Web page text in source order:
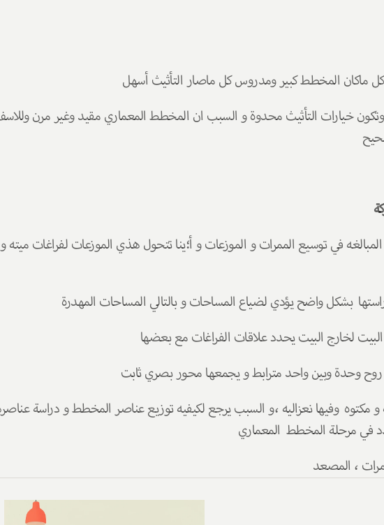
كل ماكان المخطط كبير ومدروس كل ماصار التأثيث أسهل
بشكل واضح يؤدي لضياع المساحات و بالتالي المساحات المهدرة
لخارج البيت يحدد علاقات الفراغات مع بعضها
وحدة وبين واحد مترابط و يجمعها محور بصري ثابت
في مرحلة المخطط  المعماري
، المصعد